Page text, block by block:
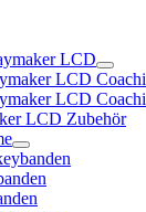
LCD
LCD
LCD
LCD Zubehör